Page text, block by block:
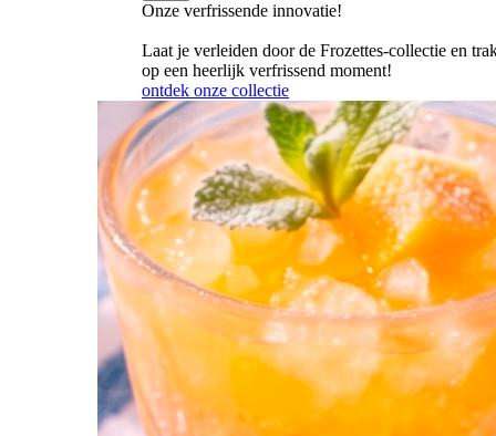
Onze verfrissende innovatie!
Laat je verleiden door de Frozettes-collectie en
op een heerlijk verfrissend moment!
ontdek onze collectie